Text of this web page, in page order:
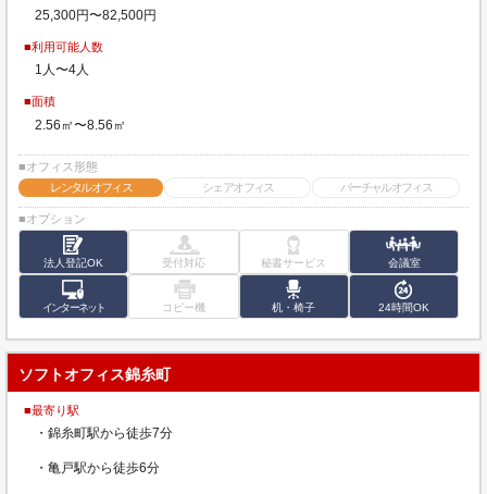
25,300円〜82,500円
■利用可能人数
1人〜4人
■面積
2.56㎡〜8.56㎡
■オフィス形態
レンタルオフィス
シェアオフィス バーチャルオフィス
■オプション
法人登記OK 受付対応 秘書サービス 会議室
インターネット コピー機 机・椅子 24時間OK
ソフトオフィス錦糸町
■最寄り駅
・錦糸町駅から徒歩7分
・亀戸駅から徒歩6分